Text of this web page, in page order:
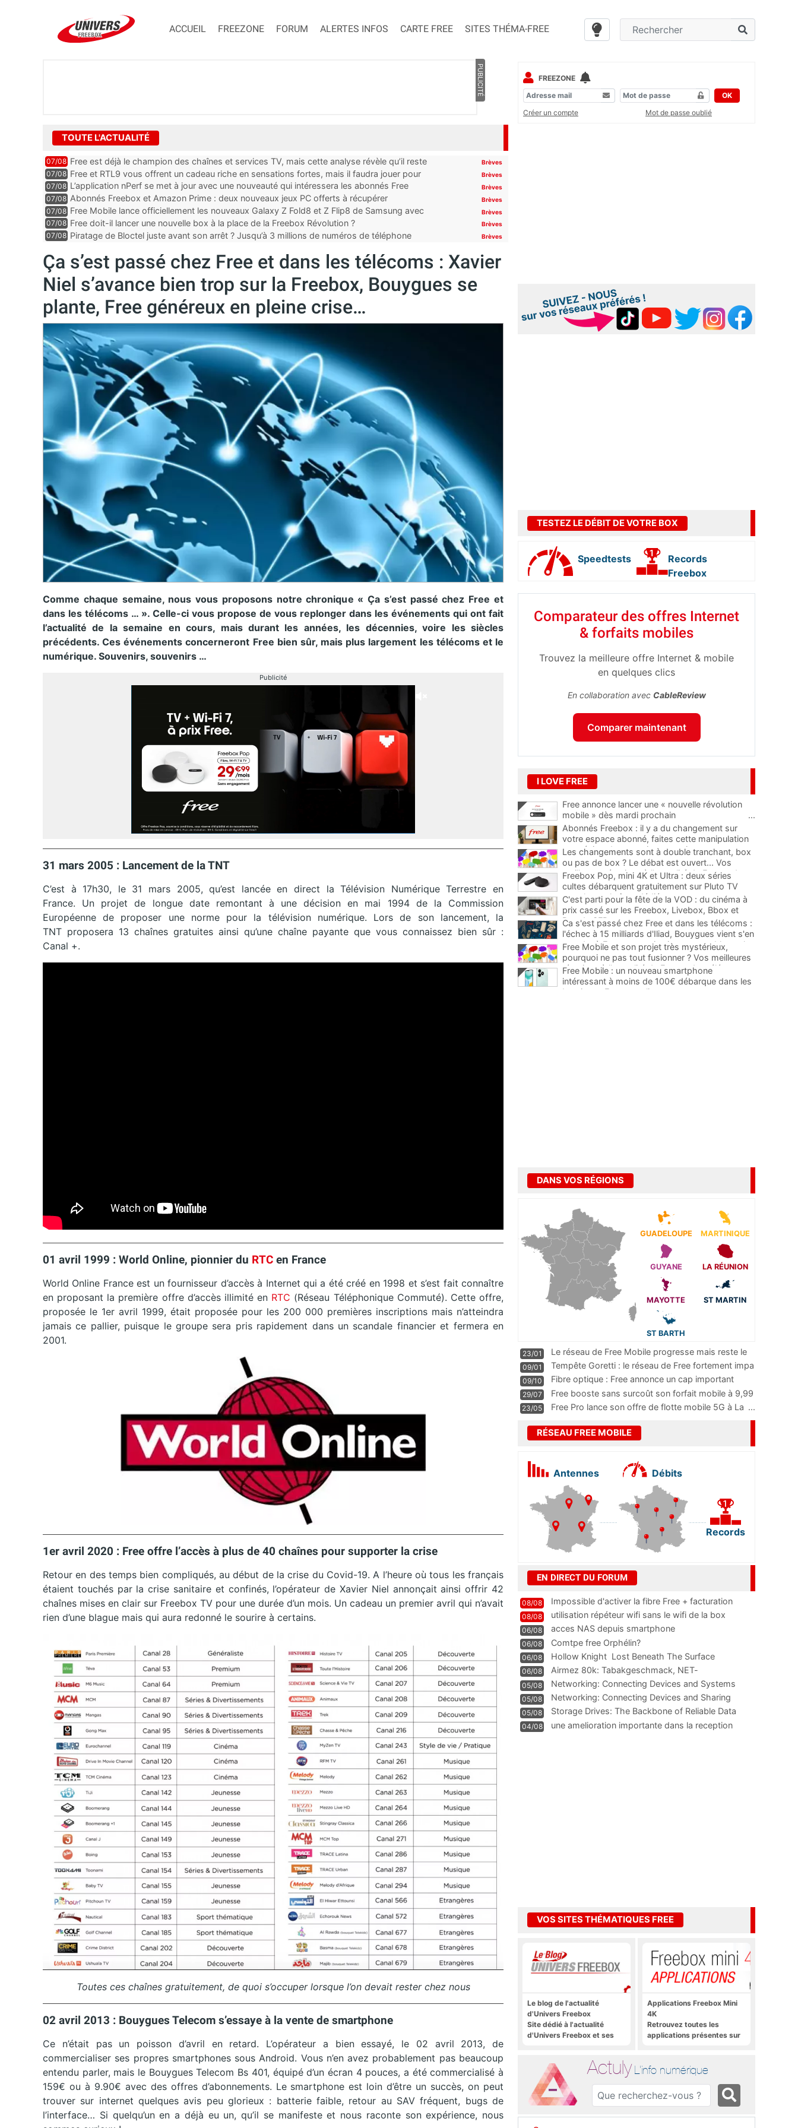
ACCUEIL FREEZONE FORUM ALERTES INFOS CARTE FREE SITES THÉMA-FREE
PUBLICITÉ
TOUTE L'ACTUALITÉ
07/08 Free est déjà le champion des chaînes et services TV, mais cette analyse révèle qu’il reste
encore au moin...
Brèves
07/08 Free et RTL9 vous offrent un cadeau riche en sensations fortes, mais il faudra jouer pour
l’obtenir
Brèves
07/08 L’application nPerf se met à jour avec une nouveauté qui intéressera les abonnés Free
Mobile, Orange, SFR ...
Brèves
07/08 Abonnés Freebox et Amazon Prime : deux nouveaux jeux PC offerts à récupérer Brèves
07/08 Free Mobile lance officiellement les nouveaux Galaxy Z Fold8 et Z Flip8 de Samsung avec
des promos et des cadeaux
Brèves
07/08 Free doit-il lancer une nouvelle box à la place de la Freebox Révolution ? Brèves
07/08 Piratage de Bloctel juste avant son arrêt ? Jusqu’à 3 millions de numéros de téléphone
Brèves
Ça s’est passé chez Free et dans les télécoms : Xavier
Niel s’avance bien trop sur la Freebox, Bouygues se
plante, Free généreux en pleine crise…
Comme chaque semaine, nous vous proposons notre chronique « Ça s’est passé chez Free et
dans les télécoms … ». Celle-ci vous propose de vous replonger dans les événements qui ont fait
l’actualité de la semaine en cours, mais durant les années, les décennies, voire les siècles
précédents. Ces événements concerneront Free bien sûr, mais plus largement les télécoms et le
numérique. Souvenirs, souvenirs …
Publicité
31 mars 2005 : Lancement de la TNT
C’est à 17h30, le 31 mars 2005, qu’est lancée en direct la Télévision Numérique Terrestre en
France. Un projet de longue date remontant à une décision en mai 1994 de la Commission
Européenne de proposer une norme pour la télévision numérique. Lors de son lancement, la
TNT proposera 13 chaînes gratuites ainsi qu’une chaîne payante que vous connaissez bien sûr :
Canal +.
01 avril 1999 : World Online, pionnier du RTC en France
World Online France est un fournisseur d’accès à Internet qui a été créé en 1998 et s’est fait connaître
en proposant la première offre d’accès illimité en RTC (Réseau Téléphonique Commuté). Cette offre,
proposée le 1er avril 1999, était proposée pour les 200 000 premières inscriptions mais n’atteindra
jamais ce pallier, puisque le groupe sera pris rapidement dans un scandale financier et fermera en
2001.
1er avril 2020 : Free offre l’accès à plus de 40 chaînes pour supporter la crise
Retour en des temps bien compliqués, au début de la crise du Covid-19. A l’heure où tous les français
étaient touchés par la crise sanitaire et confinés, l’opérateur de Xavier Niel annonçait ainsi offrir 42
chaînes mises en clair sur Freebox TV pour une durée d’un mois. Un cadeau un premier avril qui n’avait
rien d’une blague mais qui aura redonné le sourire à certains.
Toutes ces chaînes gratuitement, de quoi s’occuper lorsque l’on devait rester chez nous
02 avril 2013 : Bouygues Telecom s’essaye à la vente de smartphone
Ce n’était pas un poisson d’avril en retard. L’opérateur a bien essayé, le 02 avril 2013, de
commercialiser ses propres smartphones sous Android. Vous n’en avez probablement pas beaucoup
entendu parler, mais le Bouygues Telecom Bs 401, équipé d’un écran 4 pouces, a été commercialisé à
159€ ou à 9.90€ avec des offres d’abonnements. Le smartphone est loin d’être un succès, on peut
trouver sur internet quelques avis peu glorieux : batterie faible, retour au SAV fréquent, bugs de
l’interface… Si quelqu’un en a déjà eu un, qu’il se manifeste et nous raconte son expérience, nous
FREEZONE
OK
Créer un compte
Mot de passe oublié
TESTEZ LE DÉBIT DE VOTRE BOX
Speedtests
Records
Freebox
Comparateur des offres Internet
& forfaits mobiles
Trouvez la meilleure offre Internet & mobile
en quelques clics
En collaboration avec CableReview
Comparer maintenant
I LOVE FREE
Free annonce lancer une « nouvelle révolution
mobile » dès mardi prochain
...
Abonnés Freebox : il y a du changement sur
votre espace abonné, faites cette manipulation
pour éviter de mauvaises surprises
...
Les changements sont à double tranchant, box
ou pas de box ? Le débat est ouvert... Vos
meilleures réactions à l'actualité de Free et des
télécoms
Freebox Pop, mini 4K et Ultra : deux séries
cultes débarquent gratuitement sur Pluto TV
avec leurs chaînes dédiées
C'est parti pour la fête de la VOD : du cinéma à
prix cassé sur les Freebox, Livebox, Bbox et
Box de SFR
...
Ca s'est passé chez Free et dans les télécoms :
l'échec à 15 milliards d'Iliad, Bouygues vient s'en
prendre à Free, un service incontournable sur les
Freebox...
...
Free Mobile et son projet très mystérieux,
pourquoi ne pas tout fusionner ? Vos meilleures
réactions à l'actualité de Free et des télécoms
Free Mobile : un nouveau smartphone
intéressant à moins de 100€ débarque dans les
boutiques Free et en ligne
DANS VOS RÉGIONS
GUADELOUPE MARTINIQUE
GUYANE LA RÉUNION
MAYOTTE ST MARTIN
ST BARTH
23/01
Le réseau de Free Mobile progresse mais reste le
m
...
09/01
Tempête Goretti : le réseau de Free fortement impa
09/10
Fibre optique : Free annonce un cap important
pass
...
29/07
Free booste sans surcoût son forfait mobile à 9,99
23/05 Free Pro lance son offre de flotte mobile 5G à La ...
RÉSEAU FREE MOBILE
Antennes Débits
Records
EN DIRECT DU FORUM
08/08
Impossible d'activer la fibre Free + facturation
résiliation
08/08 utilisation répéteur wifi sans le wifi de la box
06/08 acces NAS depuis smartphone
06/08 Comtpe free Orphélin?
06/08 Hollow Knight  Lost Beneath The Surface
06/08
Airmez 80k: Tabakgeschmack, NET-
Technologie und Leistung im
05/08 Networking: Connecting Devices and Systems
05/08
Networking: Connecting Devices and Sharing
Information
05/08
Storage Drives: The Backbone of Reliable Data
Management
04/08
une amelioration importante dans la reception
VOS SITES THÉMATIQUES FREE
Le blog de l'actualité
d'Univers Freebox
Site dédié à l'actualité
d'Univers Freebox et ses
thématiques Actuly, à
Freezone, etc.
Applications Freebox Mini
4K
Retrouvez toutes les
applications présentes sur
Actuly L'info numérique